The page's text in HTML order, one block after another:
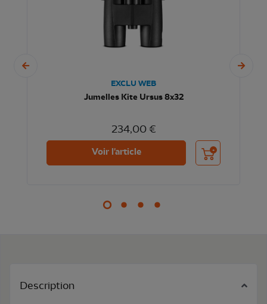
EXCLU WEB
Jumelles Kite Ursus 8x32
234,00 €
Voir l'article Ajouter au panier
Description